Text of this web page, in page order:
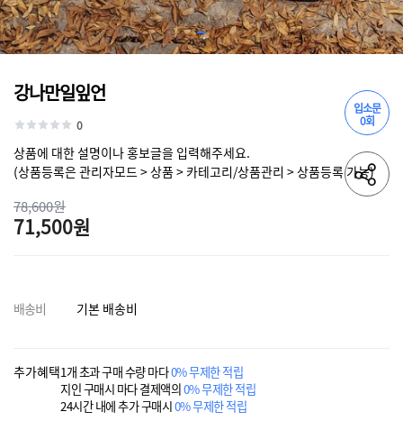
입소문
0회
강나만일잎언
0
상품에 대한 설명이나 홍보글을 입력해주세요.
(상품등록은 관리자모드 > 상품 > 카테고리/상품관리 > 상품등록 가능)
78,600원
71,500원
배송비 기본 배송비
추가혜택1개 초과 구매 수량 마다0% 무제한 적립
지인 구매시 마다 결제액의0% 무제한 적립
24시간 내에 추가 구매시0% 무제한 적립